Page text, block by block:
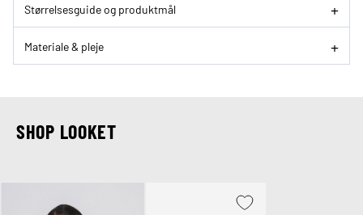
Størrelsesguide og produktmål
Materiale & pleje
SHOP LOOKET